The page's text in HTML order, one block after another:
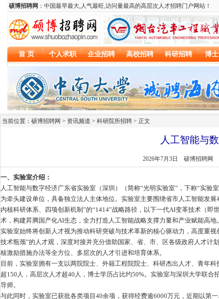
当前位置：硕博招聘网 > 资讯频道 > 科研院所招聘 > 正文
人工智能与
2026年7月3日 硕博招聘网
一、实验室介绍：
人工智能与数字经济广东省实验室（深圳）（简称“光明实验室”，下称“实
为牵头建设单位，具备独立法人主体地位。实验室主要围绕省市人工智能发
内核科研体系、四项创新机制”的“1414”战略路径，以下一代AI变革技术（
术，构建昇腾国产化AI生态，全力打造人工智能战略支撑力量和产业赋能高地
实验室始终将创新人才视为推动科研突破与技术革新的核心驱动力，高度重
技术瓶颈”的人才观，深度对接并充分借助国家、省、市、区各级政府人才
核激励措施办法等全方位、多层次的人才引进和培育体系。
目前，实验室拥有一支以两院院士、外籍工程院院士、科研杰出人才、青年
超150人，高层次人才超40人，博士学历占比约50%。实验室与深圳大学联
导师。
与此同时，实验室已获批各类项目40余项，获得经费逾6000万元，近期以第